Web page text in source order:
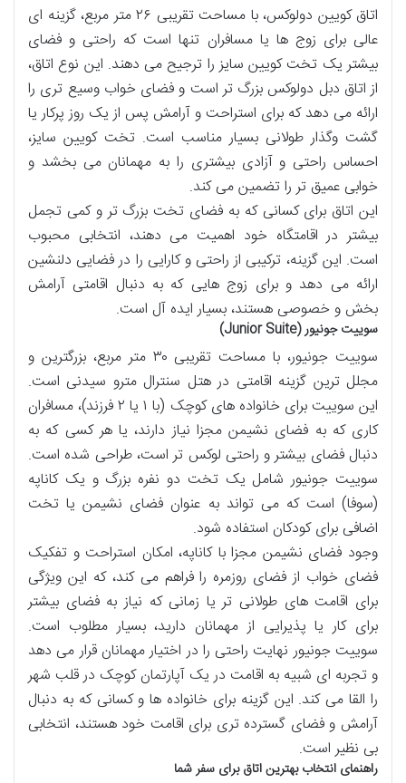
اتاق کویین دولوکس، با مساحت تقریبی ۲۶ متر مربع، گزینه ای
عالی برای زوج ها یا مسافران تنها است که راحتی و فضای
بیشتر یک تخت کویین سایز را ترجیح می دهند. این نوع اتاق،
از اتاق دبل دولوکس بزرگ تر است و فضای خواب وسیع تری را
ارائه می دهد که برای استراحت و آرامش پس از یک روز پرکار یا
گشت وگذار طولانی بسیار مناسب است. تخت کویین سایز،
احساس راحتی و آزادی بیشتری را به مهمانان می بخشد و
خوابی عمیق تر را تضمین می کند.
این اتاق برای کسانی که به فضای تخت بزرگ تر و کمی تجمل
بیشتر در اقامتگاه خود اهمیت می دهند، انتخابی محبوب
است. این گزینه، ترکیبی از راحتی و کارایی را در فضایی دلنشین
ارائه می دهد و برای زوج هایی که به دنبال اقامتی آرامش
بخش و خصوصی هستند، بسیار ایده آل است.
سوییت جونیور (Junior Suite)
سوییت جونیور، با مساحت تقریبی ۳۰ متر مربع، بزرگترین و
مجلل ترین گزینه اقامتی در هتل سنترال مترو سیدنی است.
این سوییت برای خانواده های کوچک (با ۱ یا ۲ فرزند)، مسافران
کاری که به فضای نشیمن مجزا نیاز دارند، یا هر کسی که به
دنبال فضای بیشتر و راحتی لوکس تر است، طراحی شده است.
سوییت جونیور شامل یک تخت دو نفره بزرگ و یک کاناپه
(سوفا) است که می تواند به عنوان فضای نشیمن یا تخت
اضافی برای کودکان استفاده شود.
وجود فضای نشیمن مجزا با کاناپه، امکان استراحت و تفکیک
فضای خواب از فضای روزمره را فراهم می کند، که این ویژگی
برای اقامت های طولانی تر یا زمانی که نیاز به فضای بیشتر
برای کار یا پذیرایی از مهمانان دارید، بسیار مطلوب است.
سوییت جونیور نهایت راحتی را در اختیار مهمانان قرار می دهد
و تجربه ای شبیه به اقامت در یک آپارتمان کوچک در قلب شهر
را القا می کند. این گزینه برای خانواده ها و کسانی که به دنبال
آرامش و فضای گسترده تری برای اقامت خود هستند، انتخابی
بی نظیر است.
راهنمای انتخاب بهترین اتاق برای سفر شما